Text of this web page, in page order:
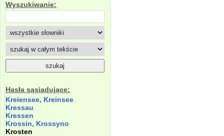
Wyszukiwanie:
Hasła sąsiadujące:
Kreiensee, Kreinsee
Kressau
Kressen
Krossin, Krossyno
Krosten